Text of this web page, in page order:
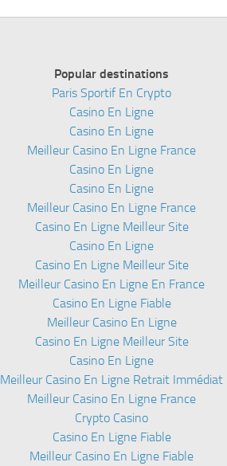
Popular destinations
Paris Sportif En Crypto
Casino En Ligne
Casino En Ligne
Meilleur Casino En Ligne France
Casino En Ligne
Casino En Ligne
Meilleur Casino En Ligne France
Casino En Ligne Meilleur Site
Casino En Ligne
Casino En Ligne Meilleur Site
Meilleur Casino En Ligne En France
Casino En Ligne Fiable
Meilleur Casino En Ligne
Casino En Ligne Meilleur Site
Casino En Ligne
Meilleur Casino En Ligne Retrait Immédiat
Meilleur Casino En Ligne France
Crypto Casino
Casino En Ligne Fiable
Meilleur Casino En Ligne Fiable